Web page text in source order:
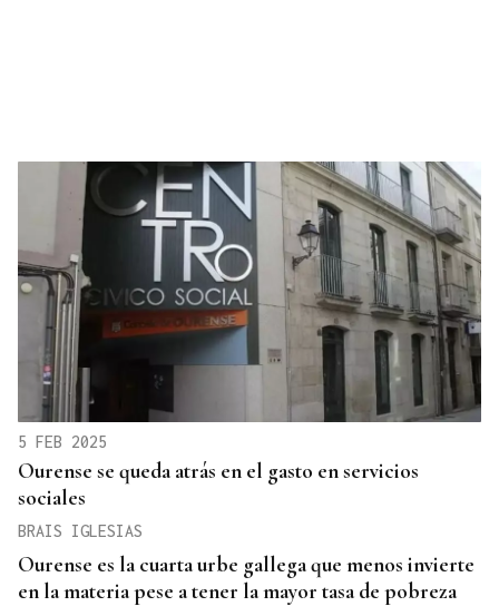
5 FEB 2025
Ourense se queda atrás en el gasto en servicios
sociales
BRAIS IGLESIAS
Ourense es la cuarta urbe gallega que menos invierte
en la materia pese a tener la mayor tasa de pobreza